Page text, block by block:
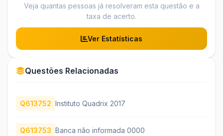
Veja quantas pessoas já resolveram esta questão e a
taxa de acerto.
Ver Estatísticas
Questões Relacionadas
Q613752 Instituto Quadrix 2017
Q613753 Banca não informada 0000